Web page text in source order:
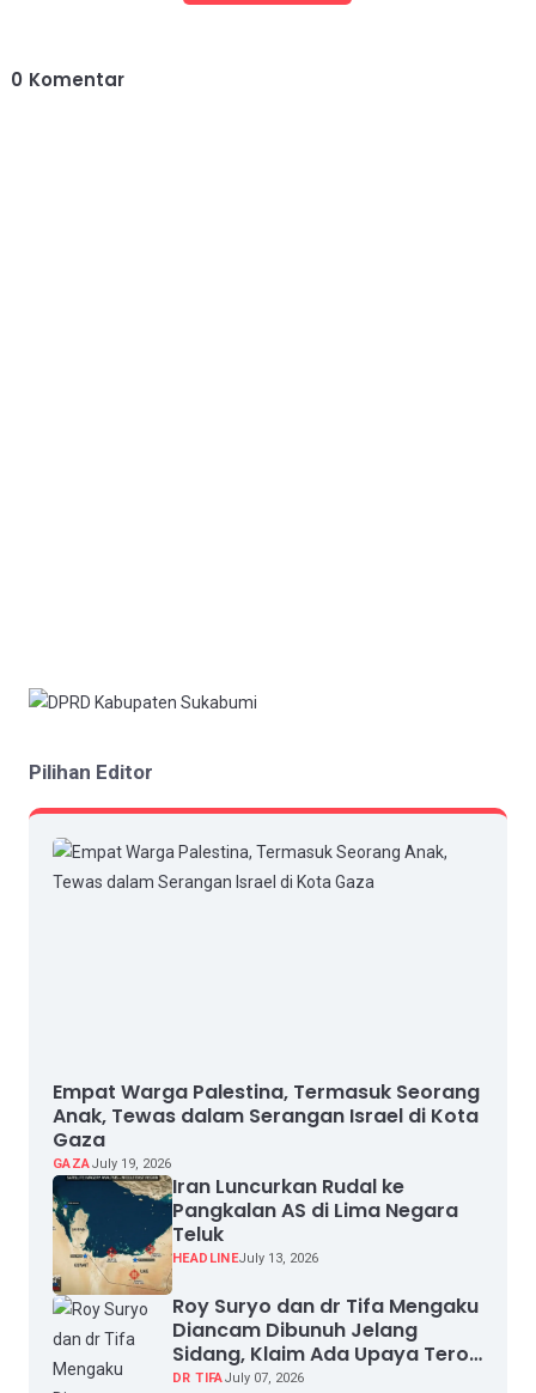
0 Komentar
Pilihan Editor
Empat Warga Palestina, Termasuk Seorang
Anak, Tewas dalam Serangan Israel di Kota
Gaza
GAZAJuly 19, 2026
Iran Luncurkan Rudal ke
Pangkalan AS di Lima Negara
Teluk
HEADLINEJuly 13, 2026
Roy Suryo dan dr Tifa Mengaku
Diancam Dibunuh Jelang
Sidang, Klaim Ada Upaya Teror
dan Intimidasi
DR TIFAJuly 07, 2026